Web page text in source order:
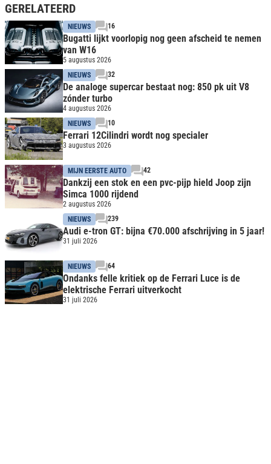
GERELATEERD
NIEUWS 16
Bugatti lijkt voorlopig nog geen afscheid te nemen
van W16
5 augustus 2026
NIEUWS
32
De analoge supercar bestaat nog: 850 pk uit V8
zónder turbo
4 augustus 2026
NIEUWS
10
Ferrari 12Cilindri wordt nog specialer
3 augustus 2026
MIJN EERSTE AUTO 42
Dankzij een stok en een pvc-pijp hield Joop zijn
Simca 1000 rijdend
2 augustus 2026
NIEUWS
239
Audi e-tron GT: bijna €70.000 afschrijving in 5 jaar!
31 juli 2026
NIEUWS 64
Ondanks felle kritiek op de Ferrari Luce is de
elektrische Ferrari uitverkocht
31 juli 2026